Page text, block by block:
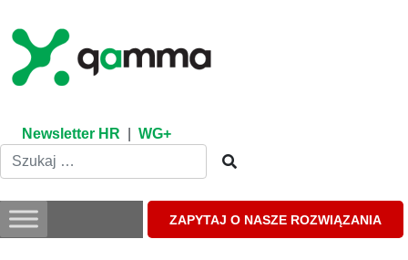
content
Newsletter HR WG+
ZAPYTAJ O NASZE ROZWIĄZANIA